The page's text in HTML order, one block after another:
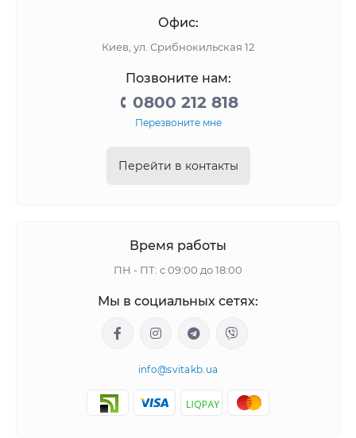
Офис:
Киев, ул. Срибнокильская 12
Позвоните нам:
0800 212 818
Перезвоните мне
Перейти в контакты
Время работы
ПН - ПТ: с 09:00 до 18:00
Мы в социальных сетях:
info@svitakb.ua